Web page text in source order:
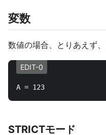
変数
数値の場合、とりあえず
EDIT-0
STRICTモード